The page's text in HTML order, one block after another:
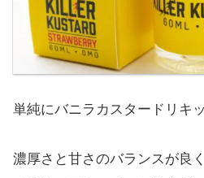
単純にバニラカスタードリキ
濃厚さと甘さのバランスが良